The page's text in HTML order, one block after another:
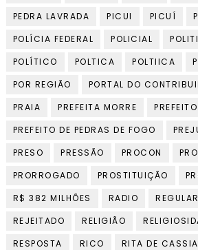
PEDRA LAVRADA
PICUI PICUÍ
POLÍCIA FEDERAL
POLICIAL
POLÍTICO
POLTICA POLTIICA
POR REGIÃO
PORTAL DO
PRAIA
PREFEITA MORRE
PREFEITO
PREFEITO DE PEDRAS DE FOGO
PRESO
PRESSÃO PROCON
PRORROGADO
PROSTITUIÇÃO
R$ 382 MILHÕES
RADIO
REJEITADO
RELIGIÃO
RESPOSTA
RICO RITA DE CASSIA